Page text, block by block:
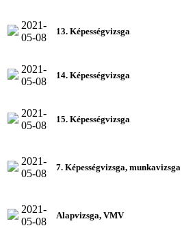
2021-
05-08
13. Képességvizsga
2021-
05-08
14. Képességvizsga
2021-
05-08
15. Képességvizsga
2021-
05-08
7. Képességvizsga, munkavizsga
2021-
05-08
Alapvizsga, VMV